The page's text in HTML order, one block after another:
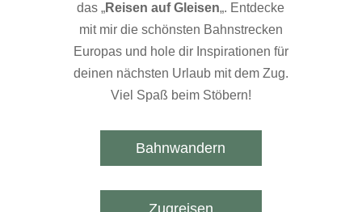
das „Reisen auf Gleisen„. Entdecke
mit mir die schönsten Bahnstrecken
Europas und hole dir Inspirationen für
deinen nächsten Urlaub mit dem Zug.
Viel Spaß beim Stöbern!
Bahnwandern
Zugreisen